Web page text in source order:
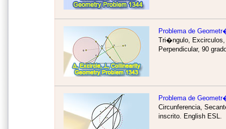
Problema de
Tri�ngulo, Excirculos,
Perpendicular, 90
Problema de
Circunferencia,
inscrito. English ESL.